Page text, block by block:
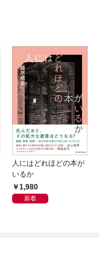
人にはどれほどの本が
いるか
1,980
新着